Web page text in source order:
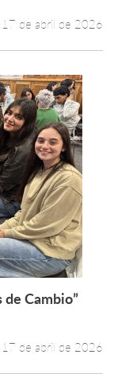
de abril de 2026
más +
Cambio”
de abril de 2026